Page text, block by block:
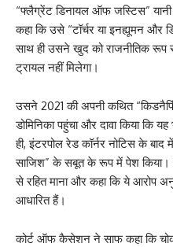
“फ्लैग्रेंट डिनायल ऑफ जस्टिस”
कहा कि उसे “टॉर्चर या इनह्यूमन और
साथ ही उसने खुद को राजनीतिक
ट्रायल नहीं मिलेगा।
उसने 2021 की अपनी कथित
डोमिनिका पहुंचा और दावा किया कि
ही, इंटरपोल रेड कॉर्नर नोटिस के
साजिश” के सबूत के रूप में पेश किया।
से रहित माना और कहा कि ये आरोप
आधारित हैं।
कोर्ट ऑफ कैसेशन ने साफ कहा कि